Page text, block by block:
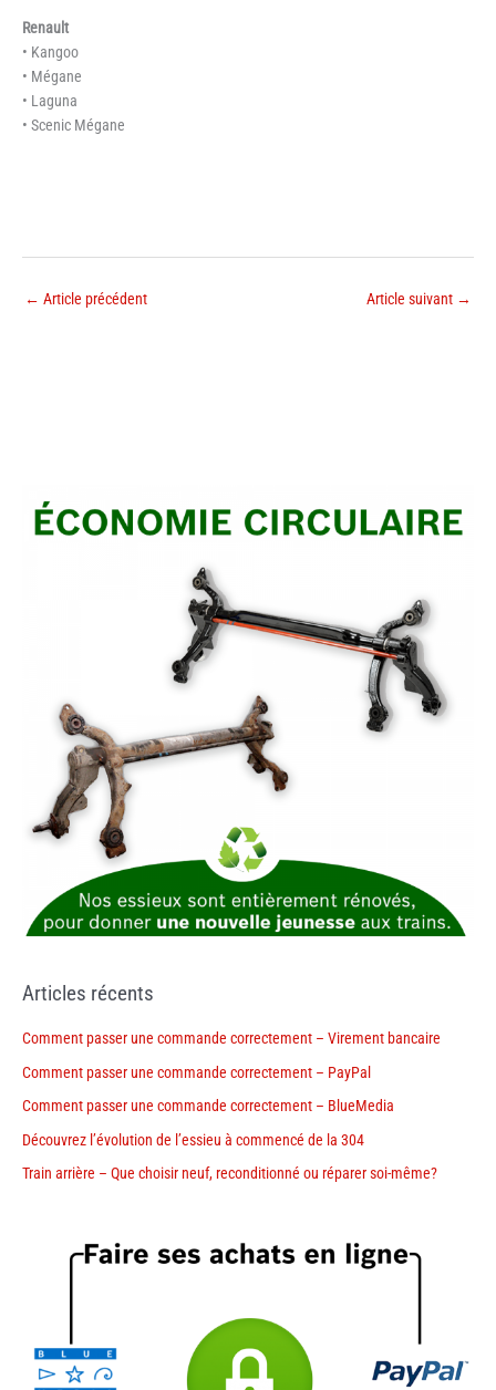
Renault
• Kangoo
• Mégane
• Laguna
• Scenic Mégane
← Article précédent Article suivant →
Articles récents
Comment passer une commande correctement – Virement bancaire
Comment passer une commande correctement – PayPal
Comment passer une commande correctement – BlueMedia
Découvrez l’évolution de l’essieu à commencé de la 304
Train arrière – Que choisir neuf, reconditionné ou réparer soi-même?